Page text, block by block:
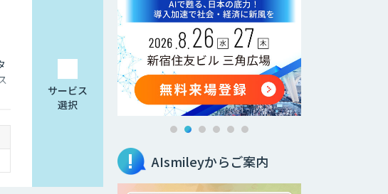
サービス
選択
AIsmileyからご案内